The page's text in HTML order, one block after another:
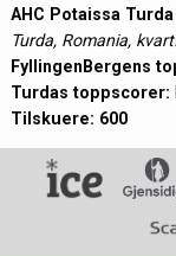
AHC Potaissa
Turda, Romania,
FyllingenBergens
Turdas toppscorer:
Tilskuere: 600